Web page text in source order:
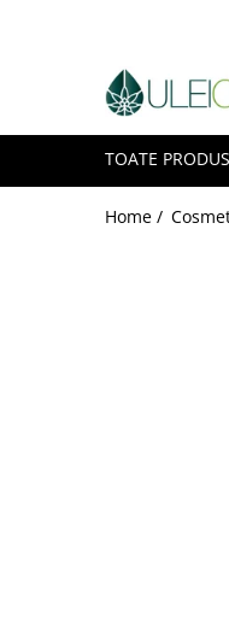
Toate Produsele
Ulei CBD
Capsule CBD
Ulei Ozonat cu CBD
CBD Animale
TOATE
Home /